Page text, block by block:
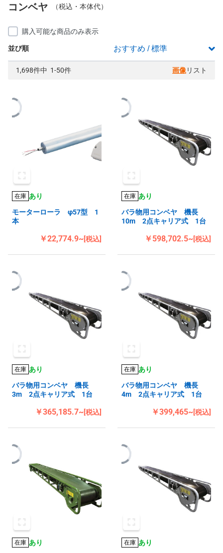
コンベヤ （税込・本体代）
購入可能な商品のみ表示
並び順
1,698件中 1-50件 画像 リスト
在庫 あり
モーターローラ φ57型 1
本
￥22,774.9~[税込]
在庫 あり
バラ物用コンベヤ 機長
10m 2点キャリア式 1台
￥598,702.5~[税込]
在庫 あり
バラ物用コンベヤ 機長
3m 2点キャリア式 1台
￥365,185.7~[税込]
在庫 あり
バラ物用コンベヤ 機長
4m 2点キャリア式 1台
￥399,465~[税込]
在庫 あり 在庫 あり